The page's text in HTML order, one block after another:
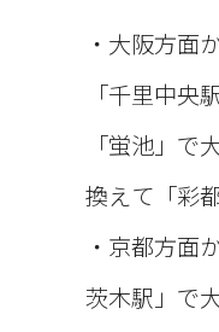
者様
の端
生成
・大阪方面
「千里中央
「蛍池」で
換えて「彩
・京都方面
茨木駅」で